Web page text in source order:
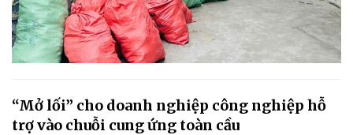
“Mở lối” cho doanh nghiệp công nghiệp hỗ
trợ vào chuỗi cung ứng toàn cầu